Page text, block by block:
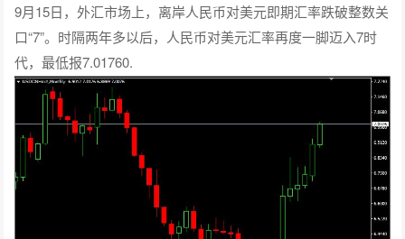
9月15日，外汇市场上，离岸人民币对美元即期汇率跌破整数关
口“7”。时隔两年多以后，人民币对美元汇率再度一脚迈入7时
代，最低报7.01760.